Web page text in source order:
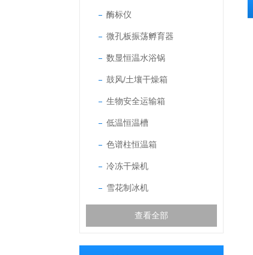
酶标仪
微孔板振荡孵育器
数显恒温水浴锅
鼓风/土壤干燥箱
生物安全运输箱
低温恒温槽
色谱柱恒温箱
冷冻干燥机
雪花制冰机
查看全部